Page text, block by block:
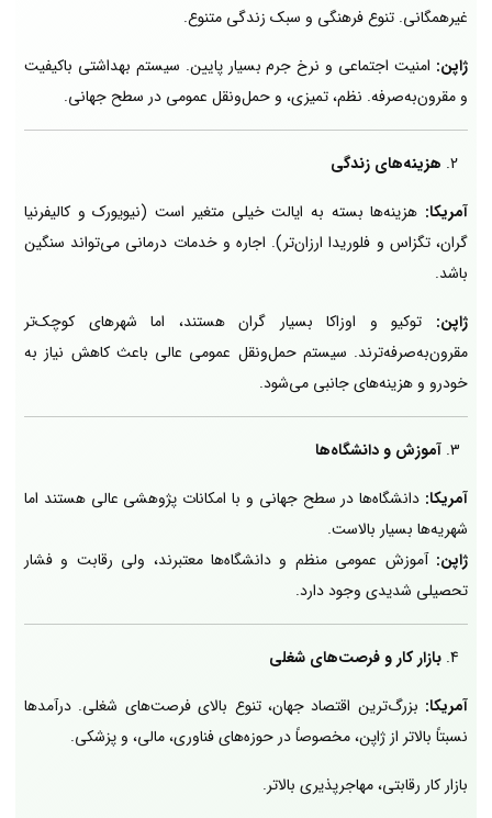
غیرهمگانی. تنوع فرهنگی و سبک زندگی متنوع.
ژاپن: امنیت اجتماعی و نرخ جرم بسیار پایین. سیستم بهداشتی باکیفیت
و مقرون‌به‌صرفه. نظم، تمیزی، و حمل‌ونقل عمومی در سطح جهانی.
هزینه‌های زندگی
آمریکا: هزینه‌ها بسته به ایالت خیلی متغیر است (نیویورک و کالیفرنیا
گران، تگزاس و فلوریدا ارزان‌تر). اجاره و خدمات درمانی می‌تواند سنگین
باشد.
ژاپن: توکیو و اوزاکا بسیار گران هستند، اما شهرهای کوچک‌تر
مقرون‌به‌صرفه‌ترند. سیستم حمل‌ونقل عمومی عالی باعث کاهش نیاز به
خودرو و هزینه‌های جانبی می‌شود.
آموزش و دانشگاه‌ها
آمریکا: دانشگاه‌ها در سطح جهانی و با امکانات پژوهشی عالی هستند اما
شهریه‌ها بسیار بالاست.
ژاپن:آموزش عمومی منظم و دانشگاه‌ها معتبرند، ولی رقابت و فشار
تحصیلی شدیدی وجود دارد.
بازار کار و فرصت‌های شغلی
آمریکا: بزرگ‌ترین اقتصاد جهان، تنوع بالای فرصت‌های شغلی. درآمدها
نسبتاً بالاتر از ژاپن، مخصوصاً در حوزه‌های فناوری، مالی، و پزشکی.
بازار کار رقابتی، مهاجرپذیری بالاتر.